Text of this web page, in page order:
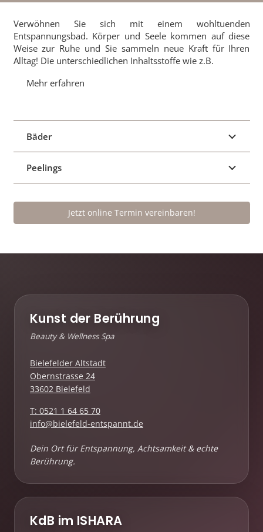
Verwöhnen Sie sich mit einem wohltuenden
Entspannungsbad. Körper und Seele kommen auf diese
Weise zur Ruhe und Sie sammeln neue Kraft für Ihren
Alltag! Die unterschiedlichen Inhaltsstoffe wie z.B.
Mehr erfahren
Bäder
Peelings
Jetzt online Termin vereinbaren!
Kunst der Berührung
Beauty & Wellness Spa
Bielefelder Altstadt
Obernstrasse 24
33602 Bielefeld
T: 0521 1 64 65 70
info@bielefeld-entspannt.de
Dein Ort für Entspannung, Achtsamkeit & echte
Berührung.
KdB im ISHARA